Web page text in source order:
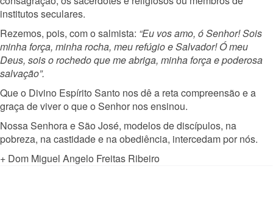
institutos seculares.
Rezemos, pois, com o salmista: “Eu vos amo, ó Senhor! Sois
minha força, minha rocha, meu refúgio e Salvador! Ó meu
Deus, sois o rochedo que me abriga, minha força e poderosa
salvação”.
Que o Divino Espírito Santo nos dê a reta compreensão e a
graça de viver o que o Senhor nos ensinou.
Nossa Senhora e São José, modelos de discípulos, na
pobreza, na castidade e na obediência, intercedam por nós.
+ Dom Miguel Angelo Freitas Ribeiro